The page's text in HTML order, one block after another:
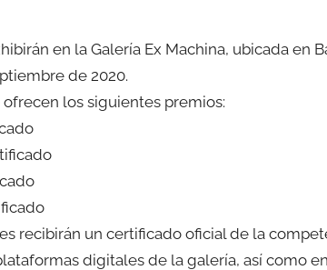
en la Galería Ex Machina, ubicada en
de 2020.
los siguientes premios:
recibirán un certificado oficial de la
digitales de la galería, así como